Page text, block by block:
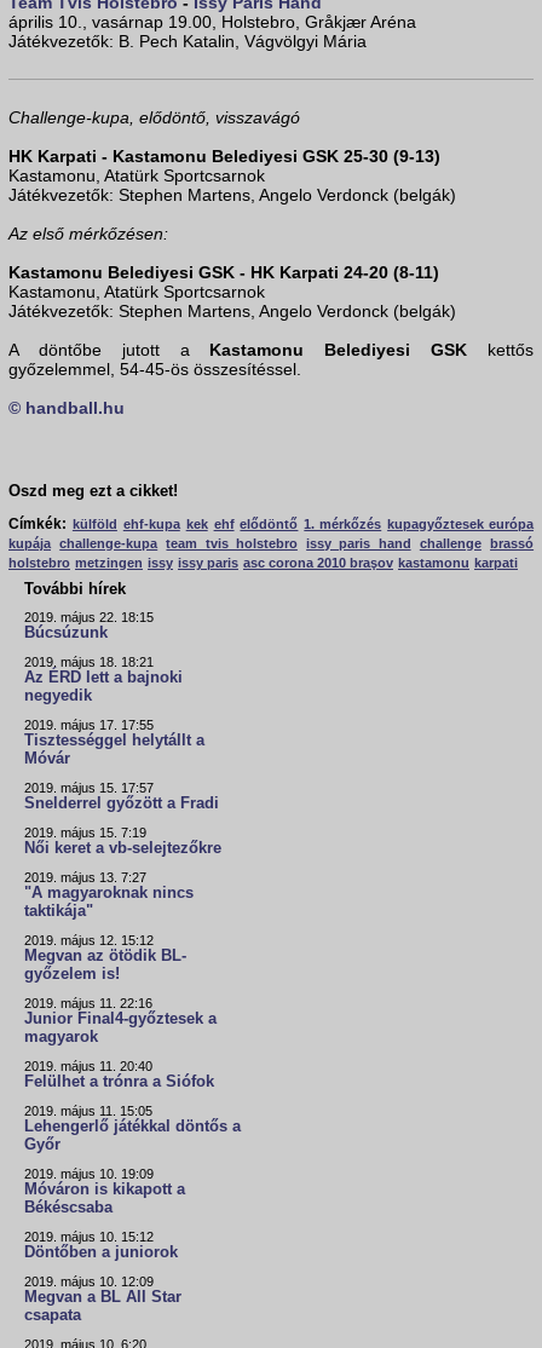
április 10., vasárnap 19.00, Holstebro, Gråkjær Aréna
Játékvezetők: B. Pech Katalin, Vágvölgyi Mária
Challenge-kupa, elődöntő, visszavágó
HK Karpati - Kastamonu Belediyesi GSK 25-30 (9-13)
Kastamonu, Atatürk Sportcsarnok
Játékvezetők: Stephen Martens, Angelo Verdonck (belgák)
Az első mérkőzésen:
Kastamonu Belediyesi GSK - HK Karpati 24-20 (8-11)
Kastamonu, Atatürk Sportcsarnok
Játékvezetők: Stephen Martens, Angelo Verdonck (belgák)
A döntőbe jutott a Kastamonu Belediyesi GSK kettős
győzelemmel, 54-45-ös összesítéssel.
© handball.hu
Oszd meg ezt a cikket!
Címkék:
külföld ehf-kupa kek ehf elődöntő 1. mérkőzés kupagyőztesek európa
kupája
challenge-kupa team tvis holstebro issy paris hand challenge
brassó
holstebro metzingen issy issy paris asc corona 2010 braşov kastamonu karpati
További hírek
2019. május 22. 18:15
Búcsúzunk
2019. május 18. 18:21
Az ÉRD lett a bajnoki
negyedik
2019. május 17. 17:55
Tisztességgel helytállt a
Móvár
2019. május 15. 17:57
Snelderrel győzött a Fradi
2019. május 15. 7:19
Női keret a vb-selejtezőkre
2019. május 13. 7:27
"A magyaroknak nincs
taktikája"
2019. május 12. 15:12
Megvan az ötödik BL-
győzelem is!
2019. május 11. 22:16
Junior Final4-győztesek a
magyarok
2019. május 11. 20:40
Felülhet a trónra a Siófok
2019. május 11. 15:05
Lehengerlő játékkal döntős a
Győr
2019. május 10. 19:09
Móváron is kikapott a
Békéscsaba
2019. május 10. 15:12
Döntőben a juniorok
2019. május 10. 12:09
Megvan a BL All Star
csapata
2019. május 10. 6:20